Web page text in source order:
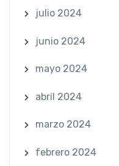
julio 2024
junio 2024
mayo 2024
abril 2024
marzo 2024
febrero 2024